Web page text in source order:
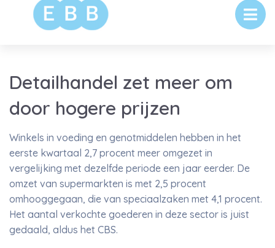
Detailhandel zet meer om
door hogere prijzen
Winkels in voeding en genotmiddelen hebben in het
eerste kwartaal 2,7 procent meer omgezet in
vergelijking met dezelfde periode een jaar eerder. De
omzet van supermarkten is met 2,5 procent
omhooggegaan, die van speciaalzaken met 4,1 procent.
Het aantal verkochte goederen in deze sector is juist
gedaald, aldus het CBS.